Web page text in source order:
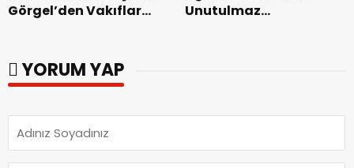
Görgel’den Vakıflar
Unutulmaz
YORUM YAP